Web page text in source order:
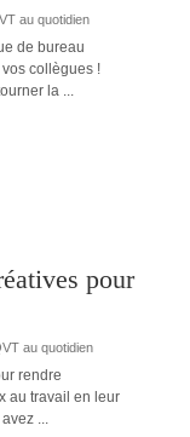
au quotidien
de bureau
collègues !
la ...
pour
au quotidien
rendre
au travail en leur
...